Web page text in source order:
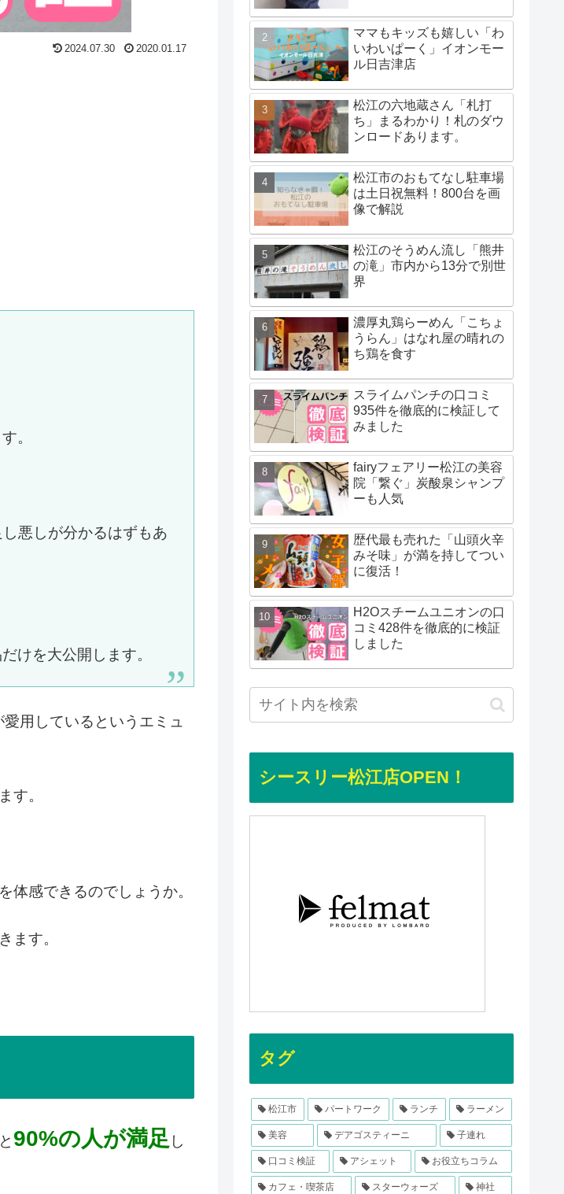
2024.07.30 2020.01.17
。
悪しが分かるはずもあ
けを大公開します。
用しているというエミュ
す。
体感できるのでしょうか。
ます。
90%の人が満足 し
ママもキッズも嬉しい「わ
いわいぱーく」イオンモー
ル日吉津店
松江の六地蔵さん「札打
ち」まるわかり！札のダウ
ンロードあります。
松江市のおもてなし駐車場
は土日祝無料！800台を画
像で解説
松江のそうめん流し「熊井
の滝」市内から13分で別世
界
濃厚丸鶏らーめん「こちょ
うらん」はなれ屋の晴れの
ち鶏を食す
スライムパンチの口コミ
935件を徹底的に検証して
みました
fairyフェアリー松江の美容
院「繋ぐ」炭酸泉シャンプ
ーも人気
歴代最も売れた「山頭火辛
みそ味」が満を持してつい
に復活！
H2Oスチームユニオンの口
コミ428件を徹底的に検証
しました
シースリー松江店OPEN！
タグ
松江市 パートワーク ランチ ラーメン
美容 デアゴスティーニ 子連れ
口コミ検証 アシェット お役立ちコラム
カフェ・喫茶店 スターウォーズ 神社